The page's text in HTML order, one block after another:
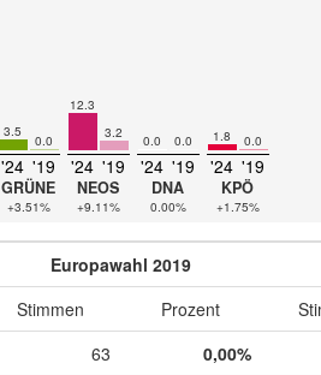
3.5
0.0
'24 '19
GRÜNE
+3.51%
12.3
3.2
'24 '19
NEOS
+9.11%
0.0 0.0
'24 '19
DNA
0.00%
1.8 0.0
'24 '19
KPÖ
+1.75%
Europawahl 2019
Stimmen Prozent
63 0,00%